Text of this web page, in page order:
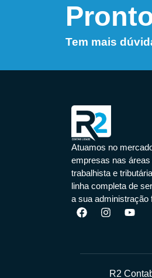
Tem mais
Atuamos no
empresas nas
trabalhista e
linha completa de
a sua administração
R2